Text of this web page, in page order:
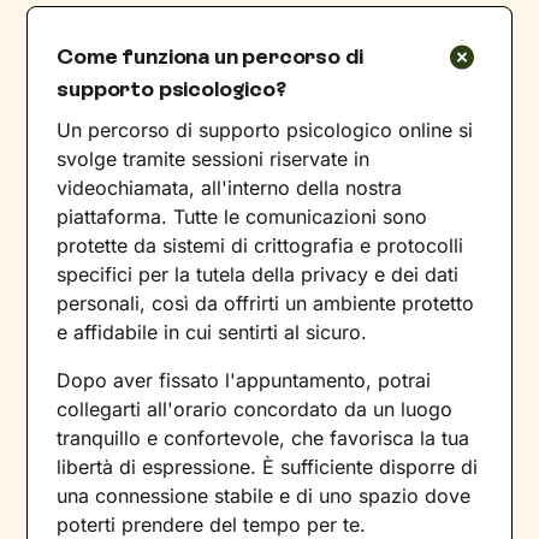
Come funziona un percorso di
supporto psicologico?
Un percorso di supporto psicologico online si
svolge tramite sessioni riservate in
videochiamata, all'interno della nostra
piattaforma. Tutte le comunicazioni sono
protette da sistemi di crittografia e protocolli
specifici per la tutela della privacy e dei dati
personali, così da offrirti un ambiente protetto
e affidabile in cui sentirti al sicuro.
Dopo aver fissato l'appuntamento, potrai
collegarti all'orario concordato da un luogo
tranquillo e confortevole, che favorisca la tua
libertà di espressione. È sufficiente disporre di
una connessione stabile e di uno spazio dove
poterti prendere del tempo per te.